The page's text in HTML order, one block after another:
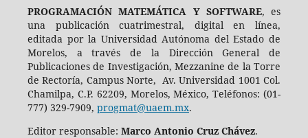
PROGRAMACIÓN MATEMÁTICA Y SOFTWARE, es
una publicación cuatrimestral, digital en línea,
editada por la Universidad Autónoma del Estado de
Morelos, a través de la Dirección General de
Publicaciones de Investigación, Mezzanine de la Torre
de Rectoría, Campus Norte, Av. Universidad 1001 Col.
Chamilpa, C.P. 62209, Morelos, México, Teléfonos: (01-
777) 329-7909, progmat@uaem.mx.
Editor responsable: Marco Antonio Cruz Chávez.